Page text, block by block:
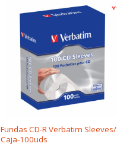
Fundas CD-R Verbatim Sleeves/
Caja-100uds